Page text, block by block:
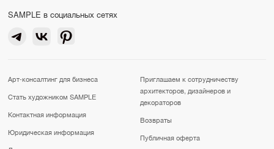
SAMPLE в социальных сетях
Арт-консалтинг для бизнеса
Стать художником SAMPLE
Контактная информация
Юридическая информация
Приглашаем к сотрудничеству
архитекторов, дизайнеров и
декораторов
Возвраты
Публичная оферта